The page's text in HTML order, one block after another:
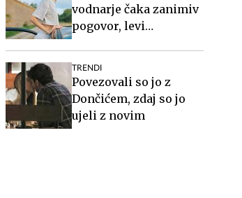
vodnarje čaka zanimiv
pogovor, levi
TRENDI
Povezovali so jo z
Dončićem, zdaj so jo
ujeli z novim